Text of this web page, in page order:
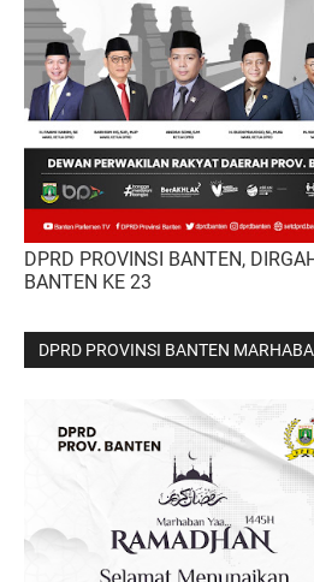
DPRD PROVINSI BANTEN,
BANTEN KE 23
DPRD PROVINSI BANTEN